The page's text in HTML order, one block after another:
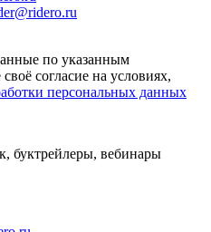
по указанным
согласие на условиях,
персональных данных
буктрейлеры, вебинары